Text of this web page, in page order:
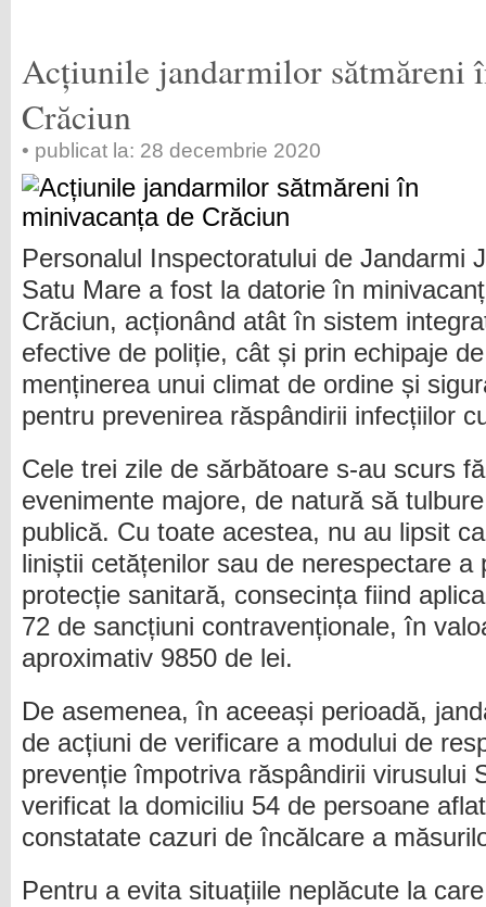
Acțiunile jandarmilor sătmăreni
Crăciun
• publicat la: 28 decembrie 2020
Personalul Inspectoratului de Jandarmi
Satu Mare a fost la datorie în
Crăciun, acționând atât în sistem
efective de poliție, cât și prin echipaje
menținerea unui climat de ordine și
pentru prevenirea răspândirii infecțiilor
Cele trei zile de sărbătoare s-au scurs
evenimente majore, de natură să
publică. Cu toate acestea, nu au lipsit
liniștii cetățenilor sau de nerespectare a
protecție sanitară, consecința fiind
72 de sancțiuni contravenționale, în
aproximativ 9850 de lei.
De asemenea, în aceeași perioadă,
de acțiuni de verificare a modului de
prevenție împotriva răspândirii virusului
verificat la domiciliu 54 de persoane
constatate cazuri de încălcare a
Pentru a evita situațiile neplăcute la